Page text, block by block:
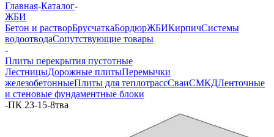
Главная-Каталог-
ЖБИ
Бетон и растворБрусчаткаБордюрЖБИКирпичСистемы
водоотводаСопутствующие товары
-
Плиты перекрытия пустотные
ЛестницыДорожные плитыПеремычки
железобетонныеПлиты для теплотрассСваиСМКДЛенточные
и стеновые фундаментные блоки
-ПК 23-15-8тва